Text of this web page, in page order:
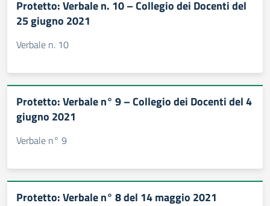
Protetto: Verbale n. 10 – Collegio dei Docenti del
25 giugno 2021
Verbale n. 10
Protetto: Verbale n° 9 – Collegio dei Docenti del 4
giugno 2021
Verbale n° 9
Protetto: Verbale n° 8 del 14 maggio 2021